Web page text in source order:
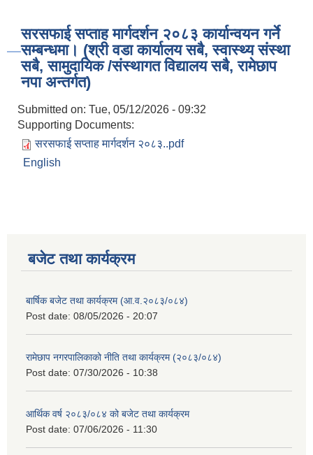
सरसफाई सप्ताह मार्गदर्शन २०८३ कार्यान्वयन गर्ने
सम्बन्धमा। (श्री वडा कार्यालय सबै, स्वास्थ्य संस्था
सबै, सामुदायिक /संस्थागत विद्यालय सबै, रामेछाप
नपा अन्तर्गत)
Submitted on: Tue, 05/12/2026 - 09:32
Supporting Documents:
सरसफाई सप्ताह मार्गदर्शन २०८३..pdf
English
बजेट तथा कार्यक्रम
बार्षिक बजेट तथा कार्यक्रम (आ.व.२०८३/०८४)
Post date: 08/05/2026 - 20:07
रामेछाप नगरपालिकाको नीति तथा कार्यक्रम (२०८३/०८४)
Post date: 07/30/2026 - 10:38
आर्थिक वर्ष २०८३/०८४ को बजेट तथा कार्यक्रम
Post date: 07/06/2026 - 11:30